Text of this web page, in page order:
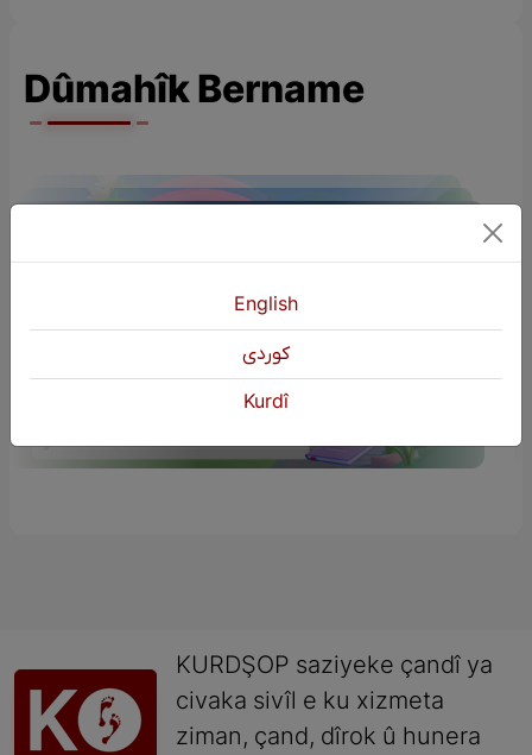
Dûmahîk Bername
ÇÎROKÊN ZAROKAN (Çîroka Mam
Homere)
KURDŞOP saziyeke çandî ya
civaka sivîl e ku xizmeta
ziman, çand, dîrok û hunera
English
كوردی
Kurdî